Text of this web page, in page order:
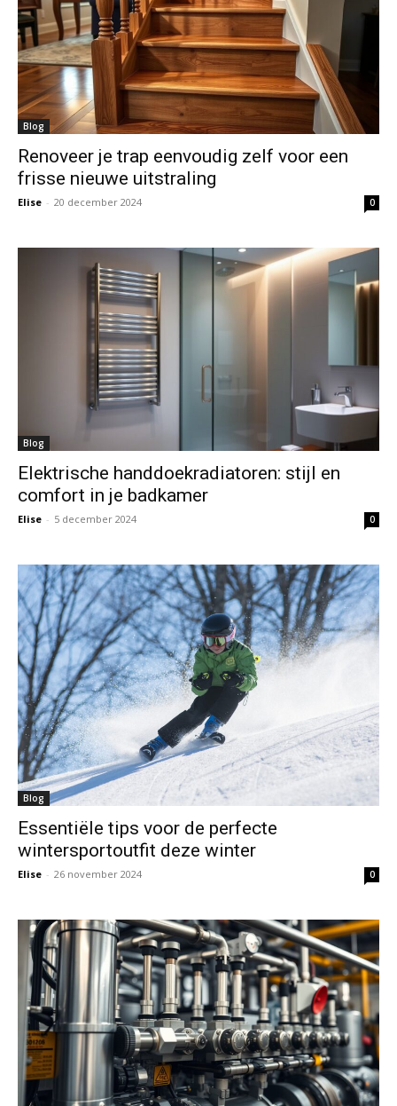
Blog
Renoveer je trap eenvoudig zelf voor een
frisse nieuwe uitstraling
Elise - 20 december 2024 0
Blog
Elektrische handdoekradiatoren: stijl en
comfort in je badkamer
Elise - 5 december 2024 0
Blog
Essentiële tips voor de perfecte
wintersportoutfit deze winter
Elise - 26 november 2024 0